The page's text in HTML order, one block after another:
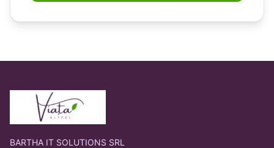
BARTHA IT SOLUTIONS SRL